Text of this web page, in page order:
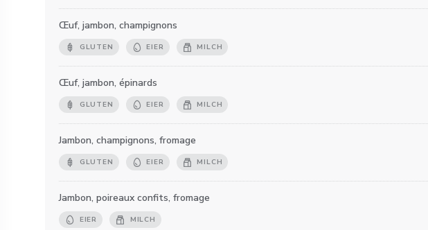
Œuf, jambon, champignons
GLUTEN EIER MILCH
Œuf, jambon, épinards
GLUTEN EIER MILCH
Jambon, champignons, fromage
GLUTEN EIER MILCH
Jambon, poireaux confits, fromage
EIER MILCH